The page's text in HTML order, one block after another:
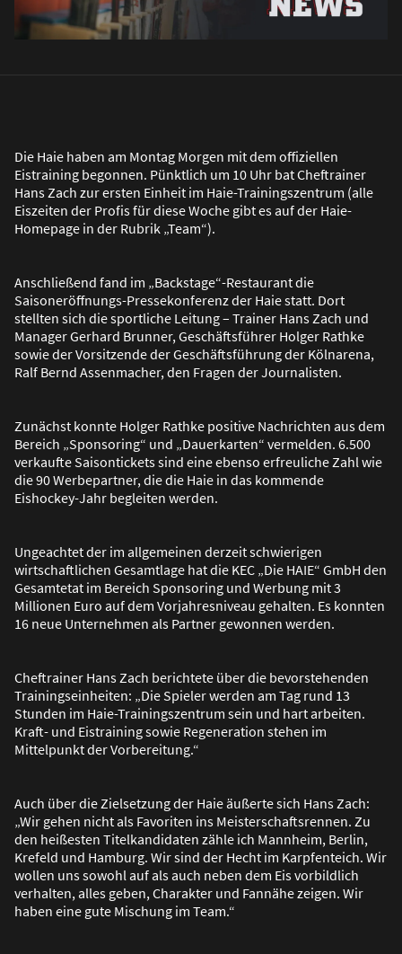
Die Haie haben am Montag Morgen mit dem offiziellen
Eistraining begonnen. Pünktlich um 10 Uhr bat Cheftrainer
Hans Zach zur ersten Einheit im Haie-Trainingszentrum (alle
Eiszeiten der Profis für diese Woche gibt es auf der Haie-
Homepage in der Rubrik „Team“).
Anschließend fand im „Backstage“-Restaurant die
Saisoneröffnungs-Pressekonferenz der Haie statt. Dort
stellten sich die sportliche Leitung – Trainer Hans Zach und
Manager Gerhard Brunner, Geschäftsführer Holger Rathke
sowie der Vorsitzende der Geschäftsführung der Kölnarena,
Ralf Bernd Assenmacher, den Fragen der Journalisten.
Zunächst konnte Holger Rathke positive Nachrichten aus dem
Bereich „Sponsoring“ und „Dauerkarten“ vermelden. 6.500
verkaufte Saisontickets sind eine ebenso erfreuliche Zahl wie
die 90 Werbepartner, die die Haie in das kommende
Eishockey-Jahr begleiten werden.
Ungeachtet der im allgemeinen derzeit schwierigen
wirtschaftlichen Gesamtlage hat die KEC „Die HAIE“ GmbH den
Gesamtetat im Bereich Sponsoring und Werbung mit 3
Millionen Euro auf dem Vorjahresniveau gehalten. Es konnten
16 neue Unternehmen als Partner gewonnen werden.
Cheftrainer Hans Zach berichtete über die bevorstehenden
Trainingseinheiten: „Die Spieler werden am Tag rund 13
Stunden im Haie-Trainingszentrum sein und hart arbeiten.
Kraft- und Eistraining sowie Regeneration stehen im
Mittelpunkt der Vorbereitung.“
Auch über die Zielsetzung der Haie äußerte sich Hans Zach:
„Wir gehen nicht als Favoriten ins Meisterschaftsrennen. Zu
den heißesten Titelkandidaten zähle ich Mannheim, Berlin,
Krefeld und Hamburg. Wir sind der Hecht im Karpfenteich. Wir
wollen uns sowohl auf als auch neben dem Eis vorbildlich
verhalten, alles geben, Charakter und Fannähe zeigen. Wir
haben eine gute Mischung im Team.“